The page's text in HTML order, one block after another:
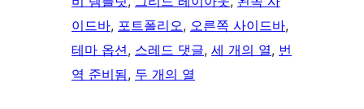
이드바, 포트폴리오, 오른쪽 사이드바
테마 옵션, 스레드 댓글, 세 개의 열, 번
역 준비됨, 두 개의 열